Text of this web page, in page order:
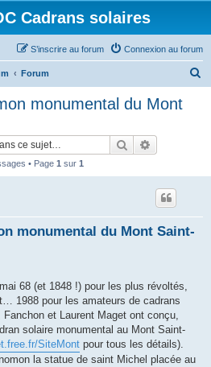
Cadrans solaires
Connexion au forum
S’inscrire au forum
Forum
monumental du Mont
Rechercher
• Page 1 sur 1
monumental du Mont Saint-
68 (et 1848 !) pour les plus révoltés,
1988 pour les amateurs de cadrans
et Laurent Maget ont conçu,
solaire monumental au Mont Saint-
SiteMont pour tous les détails).
la statue de saint Michel placée au